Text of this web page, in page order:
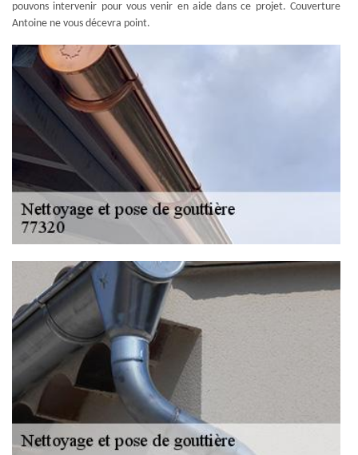
pouvons intervenir pour vous venir en aide dans ce projet. Couverture
Antoine ne vous décevra point.